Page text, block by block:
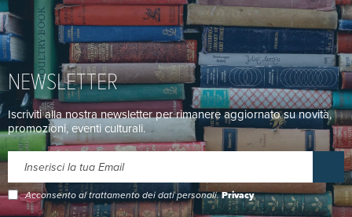
NEWSLETTER
Iscriviti alla nostra newsletter per rimanere aggiornato su novità,
promozioni, eventi culturali.
Acconsento al trattamento dei dati personali.Privacy